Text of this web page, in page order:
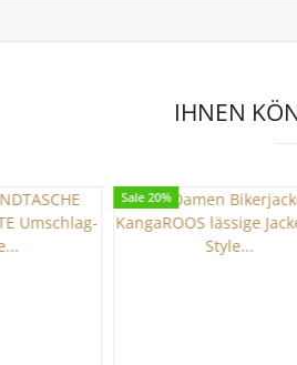
IHNEN
Sale 20%